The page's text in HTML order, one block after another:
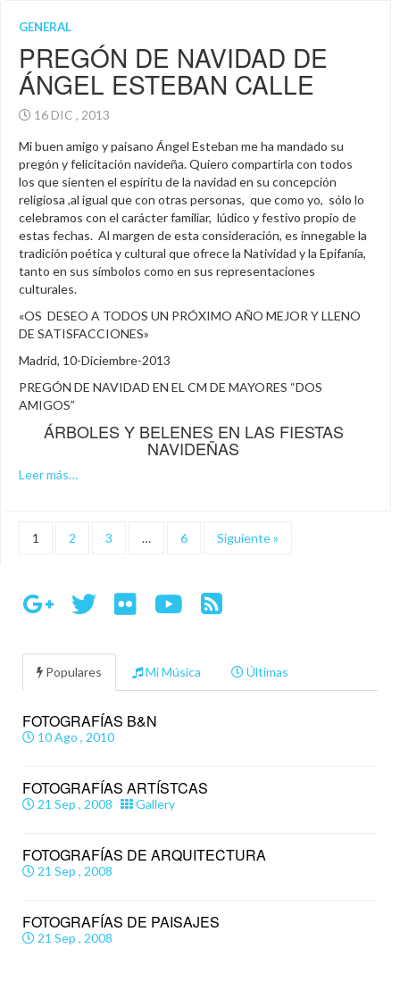
GENERAL
PREGÓN DE NAVIDAD DE
ÁNGEL ESTEBAN CALLE
16 DIC , 2013
Mi buen amigo y paisano Ángel Esteban me ha mandado su
pregón y felicitación navideña. Quiero compartirla con todos
los que sienten el espíritu de la navidad en su concepción
religiosa ,al igual que con otras personas, que como yo, sólo lo
celebramos con el carácter familiar, lúdico y festivo propio de
estas fechas. Al margen de esta consideración, es innegable la
tradición poética y cultural que ofrece la Natividad y la Epifanía,
tanto en sus símbolos como en sus representaciones
culturales.
«OS DESEO A TODOS UN PRÓXIMO AÑO MEJOR Y LLENO
DE SATISFACCIONES»
Madrid, 10-Diciembre-2013
PREGÓN DE NAVIDAD EN EL CM DE MAYORES “DOS
AMIGOS”
ÁRBOLES Y BELENES EN LAS FIESTAS
NAVIDEÑAS
Leer más…
1 2 3 … 6 Siguiente »
Populares Mi Música Últimas
FOTOGRAFÍAS B&N
10 Ago , 2010
FOTOGRAFÍAS ARTÍSTCAS
21 Sep , 2008 Gallery
FOTOGRAFÍAS DE ARQUITECTURA
21 Sep , 2008
FOTOGRAFÍAS DE PAISAJES
21 Sep , 2008